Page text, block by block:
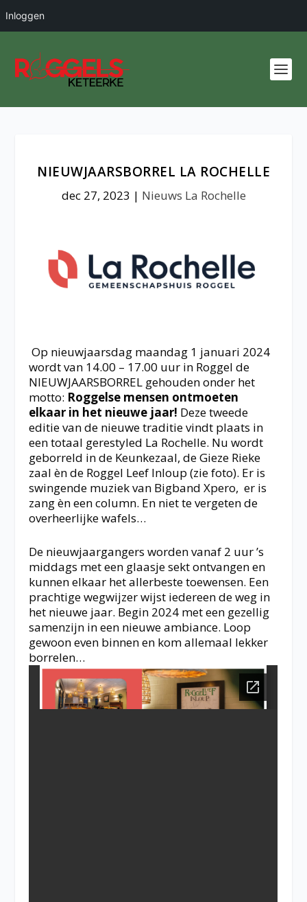
Inloggen
NIEUWJAARSBORREL LA ROCHELLE
dec 27, 2023 | Nieuws La Rochelle
Op nieuwjaarsdag maandag 1 januari 2024
wordt van 14.00 – 17.00 uur in Roggel de
NIEUWJAARSBORREL gehouden onder het
motto: Roggelse mensen ontmoeten
elkaar in het nieuwe jaar! Deze tweede
editie van de nieuwe traditie vindt plaats in
een totaal gerestyled La Rochelle. Nu wordt
geborreld in de Keunkezaal, de Gieze Rieke
zaal èn de Roggel Leef Inloup (zie foto). Er is
swingende muziek van Bigband Xpero, er is
zang èn een column. En niet te vergeten de
overheerlijke wafels…
De nieuwjaargangers worden vanaf 2 uur ’s
middags met een glaasje sekt ontvangen en
kunnen elkaar het allerbeste toewensen. Een
prachtige wegwijzer wijst iedereen de weg in
het nieuwe jaar. Begin 2024 met een gezellig
samenzijn in een nieuwe ambiance. Loop
gewoon even binnen en kom allemaal lekker
borrelen…